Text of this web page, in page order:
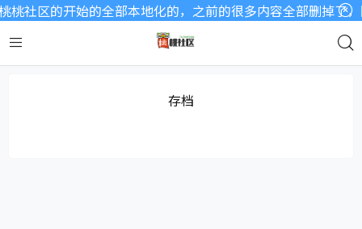
桃社区的开始的全部本地化的，之前的很多内容全部删掉了
存档